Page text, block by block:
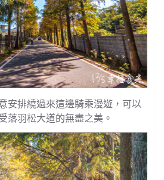
安排繞過來這邊騎乘漫遊，可以
落羽松大道的無盡之美。